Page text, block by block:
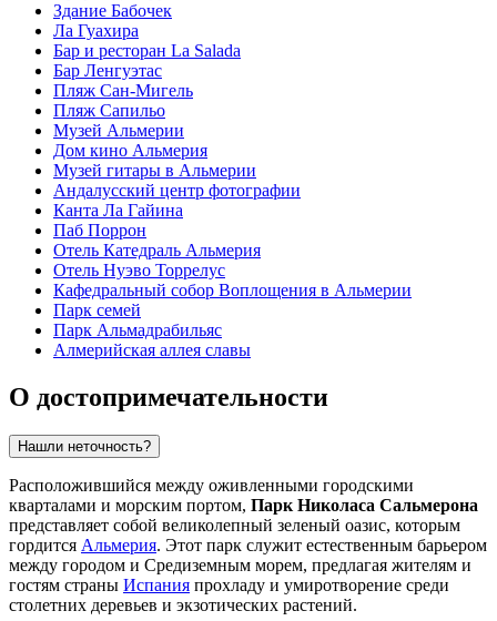
Здание Бабочек
Ла Гуахира
Бар и ресторан La Salada
Бар Ленгуэтас
Пляж Сан-Мигель
Пляж Сапильо
Музей Альмерии
Дом кино Альмерия
Музей гитары в Альмерии
Андалусский центр фотографии
Канта Ла Гайина
Паб Поррон
Отель Катедраль Альмерия
Отель Нуэво Торрелус
Кафедральный собор Воплощения в Альмерии
Парк семей
Парк Альмадрабильяс
Алмерийская аллея славы
О достопримечательности
Нашли неточность?
Расположившийся между оживленными городскими
кварталами и морским портом, Парк Николаса Сальмерона
представляет собой великолепный зеленый оазис, которым
гордится Альмерия. Этот парк служит естественным барьером
между городом и Средиземным морем, предлагая жителям и
гостям страны Испания прохладу и умиротворение среди
столетних деревьев и экзотических растений.